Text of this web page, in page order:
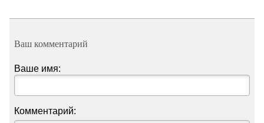
Ваш комментарий
Ваше имя:
Комментарий: